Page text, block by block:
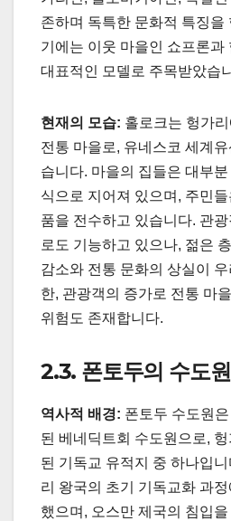
존하며 독특한 문화적 특징을
기에는 이웃 마을인 쇼프론과
대표적인 모델로 주목받았습
현재의 모습: 홀로크는 헝가
전통 마을로, 유네스코 세계
습니다. 마을의 집들은 대부
식으로 지어져 있으며, 주민
품을 전수하고 있습니다. 관
로도 기능하고 있으나, 젊은
감소와 전통 문화의 상실이
한, 관광객의 증가로 전통 마
위험도 존재합니다.
2.3. 폰토두의 수도원
역사적 배경: 폰토두 수도원
된 베네딕트회 수도원으로,
된 기독교 유적지 중 하나입
리 왕국의 초기 기독교화 과
했으며, 오스만 제국의 침입